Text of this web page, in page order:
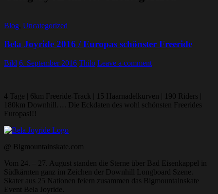
Blog, Uncategorized
Bela Joyride 2016 / Europas schönster Freeride
Bild 6. September 2016 Thilo Leave a comment
4 Tage | 6km Freeride-Track | 15 Haarnadelkurven | 190 Riders |
180km Downhill…. Die Eckdaten des wohl schönsten Freerides
Europas!!!
@ Bigmountainskate.com
Vom 24. – 27. August standen die Sterne über Bad Eisenkappel in
Südkärnten ganz im Zeichen der Downhill Longboard Szene.
Skater aus 25 Nationen feiern zusammen das Bigmountainskate
Event Bela Joyride.